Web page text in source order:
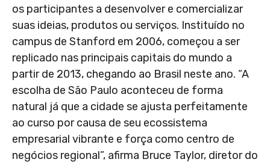
os participantes a desenvolver e comercializar
suas ideias, produtos ou serviços. Instituído no
campus de Stanford em 2006, começou a ser
replicado nas principais capitais do mundo a
partir de 2013, chegando ao Brasil neste ano. “A
escolha de São Paulo aconteceu de forma
natural já que a cidade se ajusta perfeitamente
ao curso por causa de seu ecossistema
empresarial vibrante e força como centro de
negócios regional”, afirma Bruce Taylor, diretor do